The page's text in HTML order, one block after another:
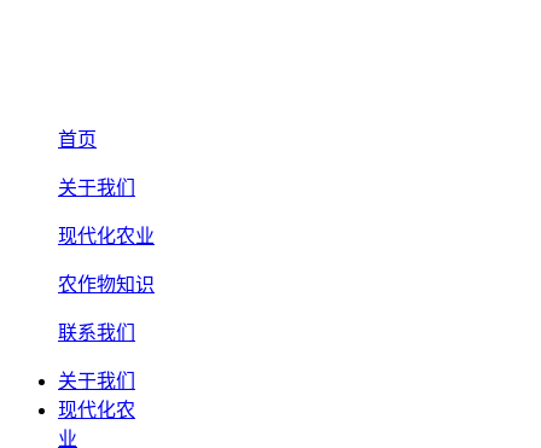
首页
关于我们
现代化农业
农作物知识
联系我们
关于我们
现代化农
业